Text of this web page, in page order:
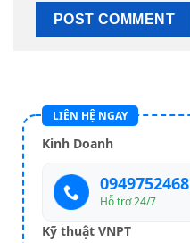
LIÊN HỆ NGAY
Kinh Doanh
0949752468
Hỗ trợ 24/7
Kỹ thuật VNPT